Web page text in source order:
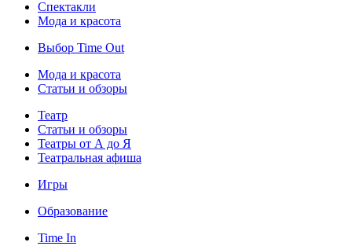
Спектакли
Мода и красота
Выбор Time Out
Мода и красота
Статьи и обзоры
Театр
Статьи и обзоры
Театры от А до Я
Театральная афиша
Игры
Образование
Time In